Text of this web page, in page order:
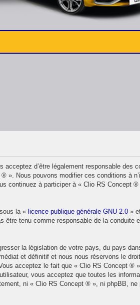
d’être légalement responsable des
». Nous pouvons modifier ces conditions à
continuez à participer à « Clio RS Concept ®
la « licence publique générale GNU 2.0 »
tenu comme responsable de la conduite
la législation de votre pays, du pays
et définitif et nous nous réservons le
acceptez le fait que « Clio RS Concept ®
vous acceptez que toutes les
ni « Clio RS Concept ® », ni phpBB, ne